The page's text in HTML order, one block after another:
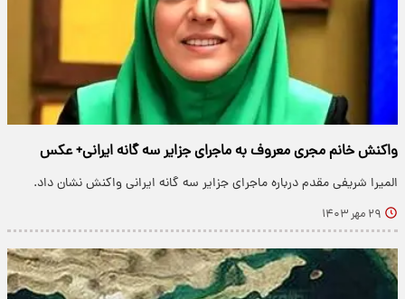
واکنش خانم مجری معروف به ماجرای جزایر سه گانه ایرانی+ عکس
المیرا شریفی مقدم درباره ماجرای جزایر سه گانه ایرانی واکنش نشان داد.
۲۹ مهر ۱۴۰۳